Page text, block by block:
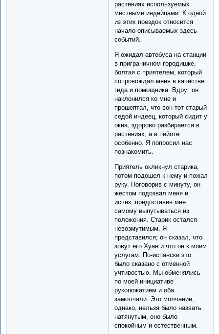
растениях используемых
местными индейцами. К одной
из этих поездок относится
начало описываемых здесь
событий.
Я ожидал автобуса на станции
в приграничном городишке,
болтая с приятелем, который
сопровождал меня в качестве
гида и помощника. Вдруг он
наклонился ко мне и
прошептал, что вон тот старый
седой индеец, который сидит у
окна, здорово разбирается в
растениях, а в пейоте
особенно. Я попросил нас
познакомить.
Приятель окликнул старика,
потом подошел к нему и пожал
руку. Поговорив с минуту, он
жестом подозвал меня и
исчез, предоставив мне
самому выпутываться из
положения. Старик остался
невозмутимым. Я
представился; он сказал, что
зовут его Хуан и что он к моим
услугам. По-испански это
было сказано с отменной
учтивостью. Мы обменялись
по моей инициативе
рукопожатием и оба
замолчали. Это молчание,
однако, нельзя было назвать
натянутым, оно было
спокойным и естественным.